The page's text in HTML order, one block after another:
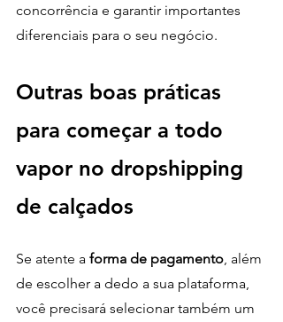
concorrência e garantir importantes
diferenciais para o seu negócio.
Outras boas práticas
para começar a todo
vapor no dropshipping
de calçados
Se atente a forma de pagamento , além
de escolher a dedo a sua plataforma,
você precisará selecionar também um